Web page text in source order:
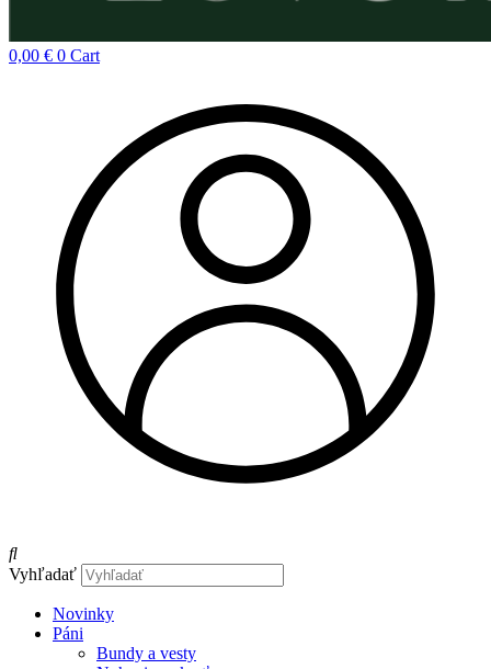
0,00 € 0 Cart
Vyhľadať
Novinky
Páni
Bundy a vesty